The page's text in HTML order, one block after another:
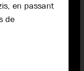
en passant
de